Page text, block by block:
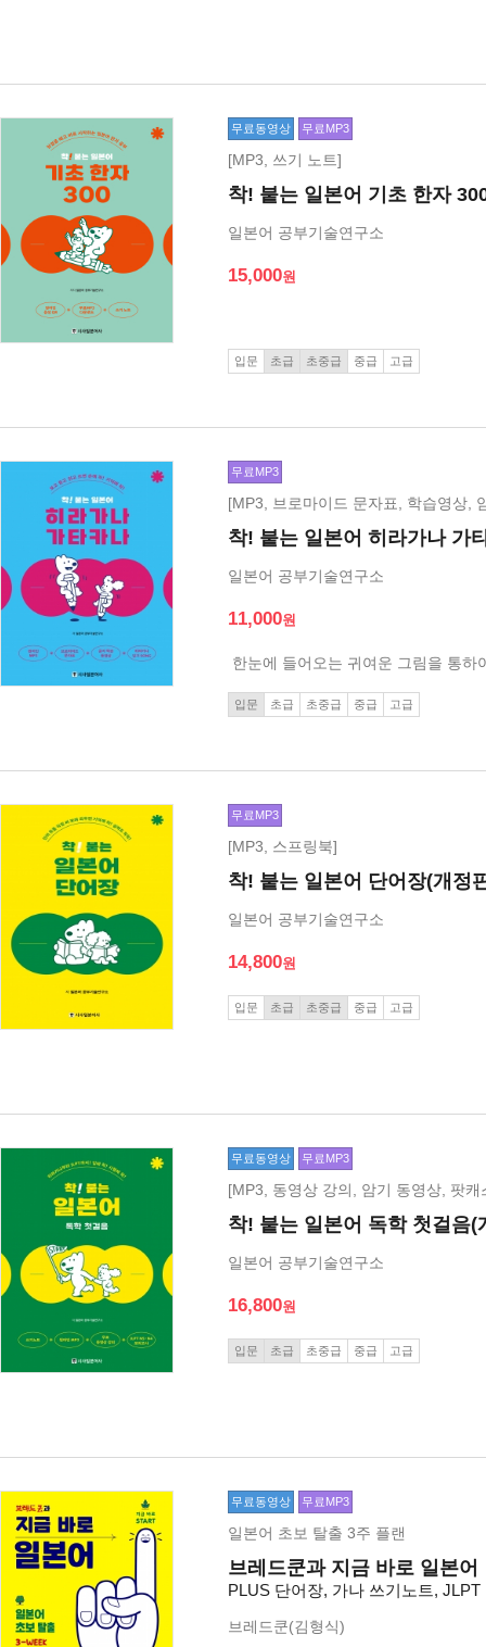
무료동영상 무료MP3
[MP3, 쓰기 노트]
착! 붙는 일본어 기초 한자
일본어 공부기술연구소
15,000
입문 초급 초중급 중급 고급
무료MP3
[MP3, 브로마이드 문자표, 학습영상,
착! 붙는 일본어 히라가나 가
일본어 공부기술연구소
11,000
한눈에 들어오는 귀여운 그림을 통하
입문 초급 초중급 중급 고급
무료MP3
[MP3, 스프링북]
착! 붙는 일본어 단어장(개정
일본어 공부기술연구소
14,800
입문 초급 초중급 중급 고급
무료동영상 무료MP3
[MP3, 동영상 강의, 암기 동영상, 팟
착! 붙는 일본어 독학 첫걸음(
일본어 공부기술연구소
16,800
입문 초급 초중급 중급 고급
무료동영상 무료MP3
일본어 초보 탈출 3주 플랜
브레드쿤과 지금 바로 일본어
PLUS 단어장, 가나 쓰기노트, JLPT
브레드쿤(김형식)